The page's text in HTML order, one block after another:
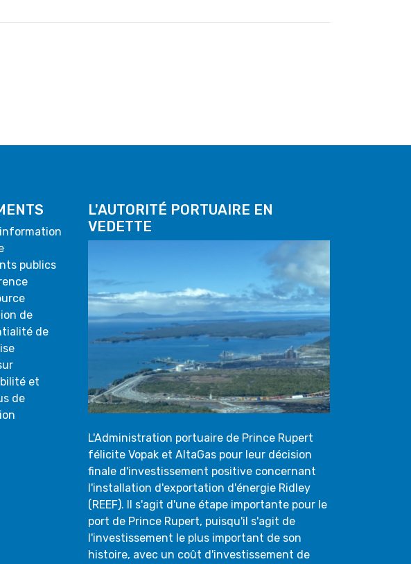
publics
de
de
et
de
L'AUTORITÉ PORTUAIRE EN
VEDETTE
L'Administration portuaire de Prince Rupert
félicite Vopak et AltaGas pour leur décision
finale d'investissement positive concernant
l'installation d'exportation d'énergie Ridley
(REEF). Il s'agit d'une étape importante pour le
port de Prince Rupert, puisqu'il s'agit de
l'investissement le plus important de son
histoire, avec un coût d'investissement de